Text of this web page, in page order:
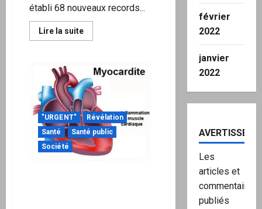
établi 68 nouveaux records...
Lire la suiteEn
savoir
Records
du
nombre
de
basses
températures
dépassant
celui
des
records
"URGENT"
Révélation
Santé
Santé public
Société
février
2022
janvier
2022
Les
articles et
commentaires
publiés